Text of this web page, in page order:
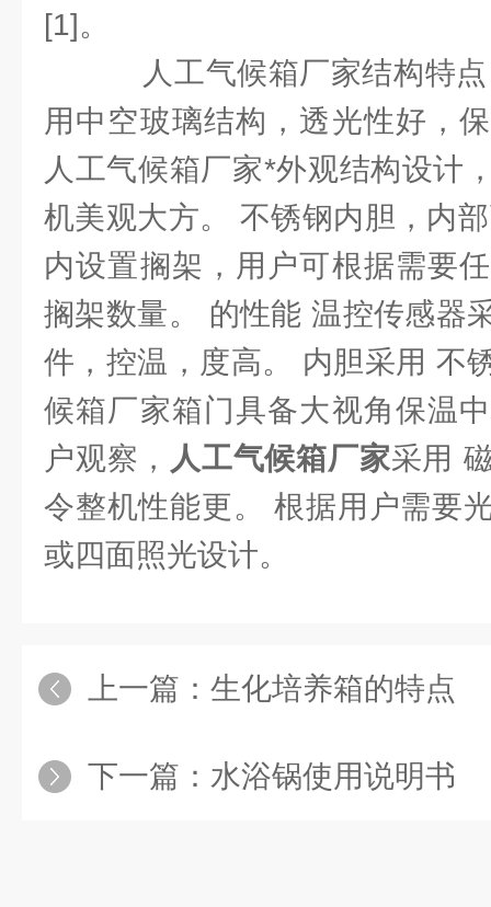
[1]。
人工气候箱厂家结构特
用中空玻璃结构，透光性好，
人工气候箱厂家*外观结构设计
机美观大方。 不锈钢内胆，内
内设置搁架，用户可根据需要
搁架数量。 的性能 温控传感器
件，控温，度高。 内胆采用 不
候箱厂家箱门具备大视角保温
户观察， 人工气候箱厂家采用
令整机性能更。 根据用户需要
或四面照光设计。
上一篇： 生化培养箱的特点
下一篇： 水浴锅使用说明书